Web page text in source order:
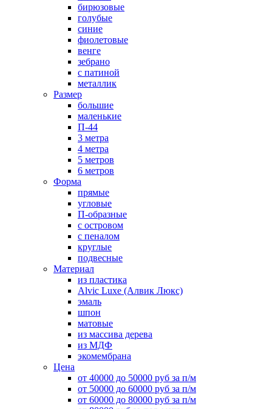
бирюзовые
голубые
синие
фиолетовые
венге
зебрано
с патиной
металлик
Размер
большие
маленькие
П-44
3 метра
4 метра
5 метров
6 метров
Форма
прямые
угловые
П-образные
с островом
с пеналом
круглые
подвесные
Материал
из пластика
Alvic Luxe (Алвик Люкс)
эмаль
шпон
матовые
из массива дерева
из МДФ
экомембрана
Цена
от 40000 до 50000 руб за п/м
от 50000 до 60000 руб за п/м
от 60000 до 80000 руб за п/м